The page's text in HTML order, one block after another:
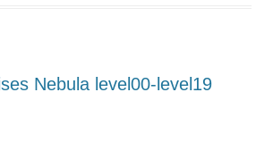
Nebula level00-level19